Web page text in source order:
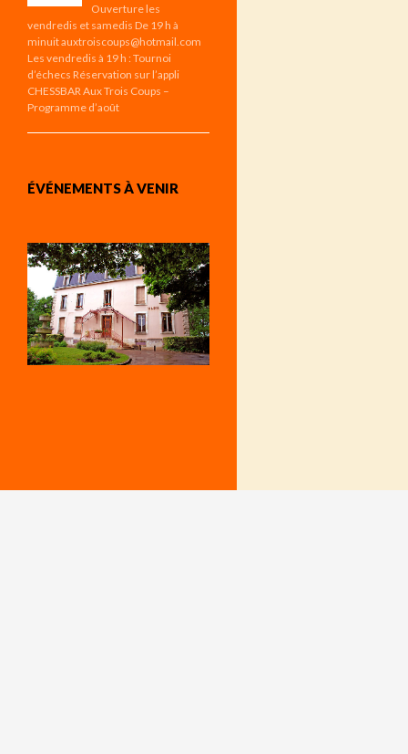
Ouverture les
vendredis et samedis De 19 h à
minuit auxtroiscoups@hotmail.com
Les vendredis à 19 h : Tournoi
d’échecs Réservation sur l’appli
CHESSBAR Aux Trois Coups –
Programme d’août
ÉVÉNEMENTS À VENIR